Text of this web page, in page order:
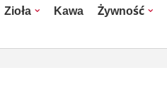
Zioła Kawa Żywność